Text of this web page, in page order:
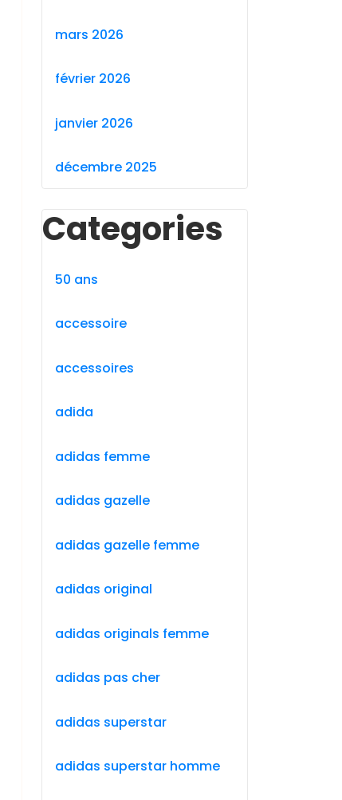
mars 2026
février 2026
janvier 2026
décembre 2025
Categories
50 ans
accessoire
accessoires
adida
adidas femme
adidas gazelle
adidas gazelle femme
adidas original
adidas originals femme
adidas pas cher
adidas superstar
adidas superstar homme